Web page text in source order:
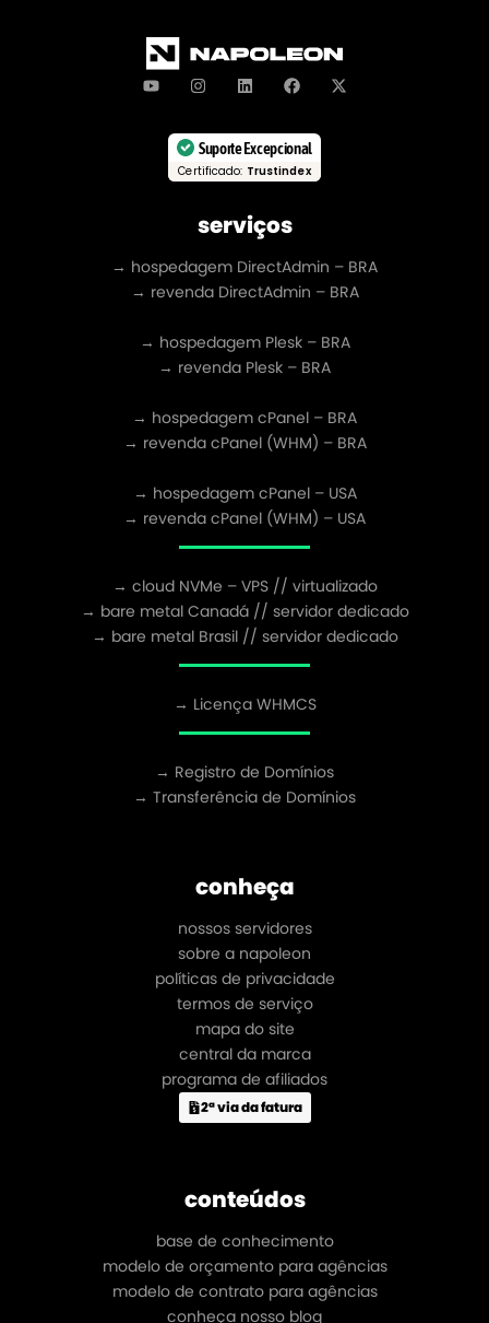
Suporte Excepcional
Certificado: Trustindex
serviços
→ hospedagem DirectAdmin – BRA
→ revenda DirectAdmin – BRA
→ hospedagem Plesk – BRA
→ revenda Plesk – BRA
→ hospedagem cPanel – BRA
→ revenda cPanel (WHM) – BRA
→ hospedagem cPanel – USA
→ revenda cPanel (WHM) – USA
→ cloud NVMe – VPS // virtualizado
→ bare metal Canadá // servidor dedicado
→ bare metal Brasil // servidor dedicado
→ Licença WHMCS
→ Registro de Domínios
→ Transferência de Domínios
conheça
nossos servidores
sobre a napoleon
políticas de privacidade
termos de serviço
mapa do site
central da marca
programa de afiliados
2ª via da fatura
conteúdos
base de conhecimento
modelo de orçamento para agências
modelo de contrato para agências
conheça nosso blog